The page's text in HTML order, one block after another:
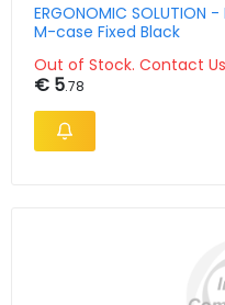
ERGONOMIC
M-case Fixed Black
Out of Stock. Contact
€ 5.78